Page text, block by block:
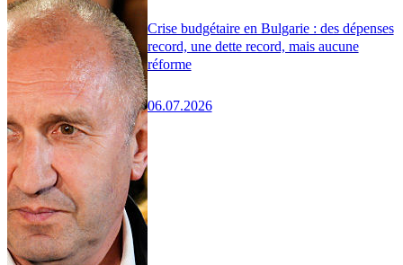
Crise budgétaire en Bulgarie : des dépenses
record, une dette record, mais aucune
réforme
06.07.2026